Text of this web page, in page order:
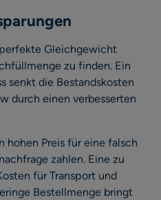
Gleichgewicht
zu finden. Ein
senkt die Bestandskosten
durch einen verbesserten
hohen Preis für eine falsch
zahlen. Eine zu
für Transport und
Bestellmenge bringt